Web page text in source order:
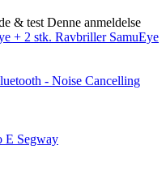
& test Denne anmeldelse
+ 2 stk. Ravbriller SamuEye
- Noise Cancelling
E Segway